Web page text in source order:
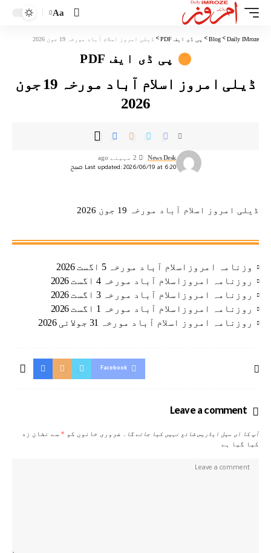
Aa
Daily IMroze
>
Blog
> پی ڈی ایف PDF > ڈیلی امروز اسلام آباد مورخہ 19 جون 2026
پی ڈی ایف PDF
ڈیلی امروز اسلام آباد مورخہ 19 جون
2026
Last updated: 2026/06/19 at 6:20 صبح
News Desk 2 مہینے ago
ڈیلی امروز اسلام آباد مورخہ 19 جون 2026
وزنامہ امروزاسلام آباد مورخہ 5 اگست 2026
روزنامہ امروزاسلام آباد مورخہ 4 اگست 2026
روزنامہ امروزاسلام آباد مورخہ 3 اگست 2026
روزنامہ امروزاسلام آباد مورخہ 1 اگست 2026
روزنامہ امروز اسلام آباد مورخہ 31 جولائی 2026
Facebook
Leave a comment
آپ کا ای میل ایڈریس شائع نہیں کیا جائے گا۔ ضروری خانوں کو * سے نشان زد
کیا گیا ہے